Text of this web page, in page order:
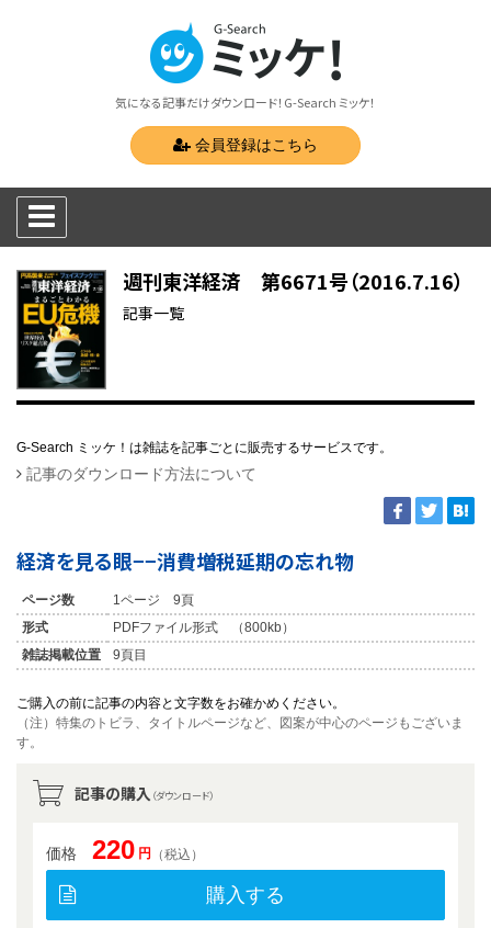
気になる記事だけダウンロード！G-Search ミッケ！
会員登録はこちら
週刊東洋経済 第6671号（2016.7.16）
記事一覧
G-Search ミッケ！は雑誌を記事ごとに販売するサービスです。
記事のダウンロード方法について
経済を見る眼−−消費増税延期の忘れ物
ページ数
1ページ 9頁
形式
PDFファイル形式 （800kb）
雑誌掲載位置
9頁目
ご購入の前に記事の内容と文字数をお確かめください。
（注）特集のトビラ、タイトルページなど、図案が中心のページもございま
す。
記事の購入 （ダウンロード）
価格 220 円 （税込）
購入する